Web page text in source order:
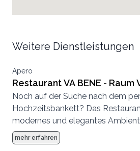
Weitere Dienstleistungen
Apero
Restaurant VA BENE - Raum
Noch auf der Suche nach dem
Hochzeitsbankett? Das
modernes und elegantes
Witterung zulässt auch auf der
einladenden Terrasse. Die
mehr erfahren